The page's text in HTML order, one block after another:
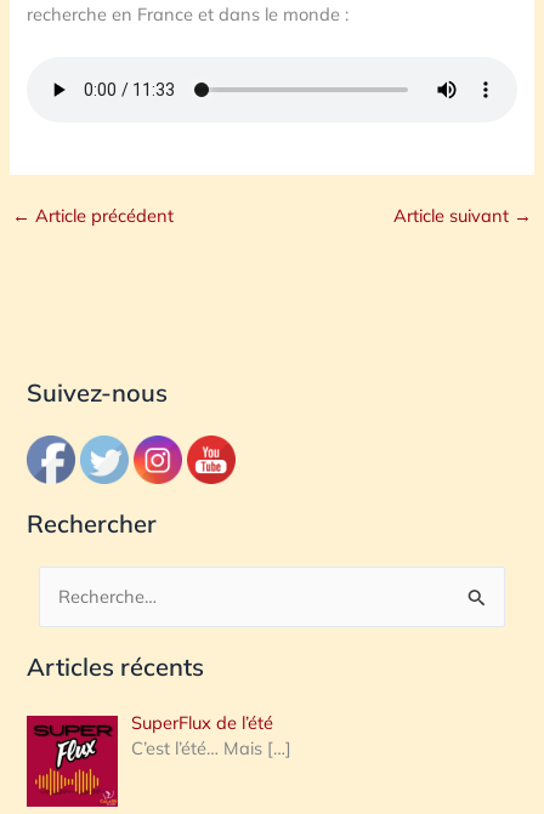
recherche en France et dans le monde :
← Article précédent Article suivant →
Suivez-nous
Rechercher
c
e
r
Articles récents
SuperFlux de l’été
C’est l’été… Mais […]